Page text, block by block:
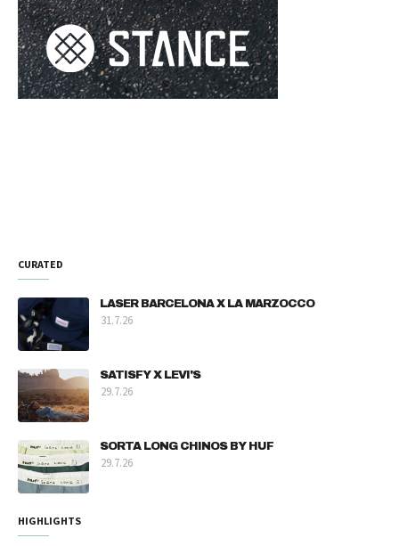
CURATED
LASER BARCELONA X LA MARZOCCO
31.7.26
SATISFY X LEVI'S
29.7.26
SORTA LONG CHINOS BY HUF
29.7.26
HIGHLIGHTS